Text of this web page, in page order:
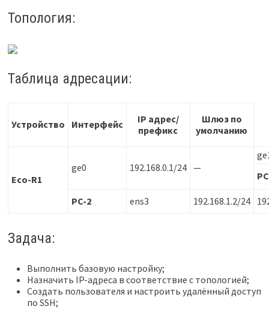
Топология:
Таблица адресации:
Устройство Интерфейс
IP адрес/
префикс
Шлюз по
умолчанию
Eco-R1
ge0 192.168.0.1/24 —
PC-2 ens3 192.168.1.2/24
Задача:
Выполнить базовую настройку;
Назначить IP-адреса в соответствие с топологией;
Создать пользователя и настроить удалённый доступ
по SSH;